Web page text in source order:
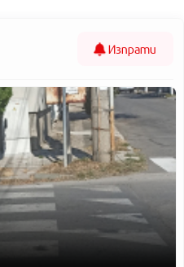
Изпрати